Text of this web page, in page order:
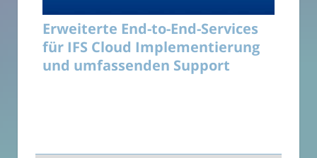
Erweiterte End-to-End-Services
für IFS Cloud Implementierung
und umfassenden Support